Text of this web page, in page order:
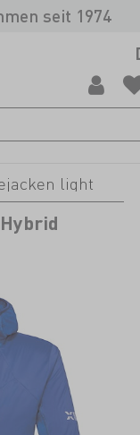
seit 1974
light